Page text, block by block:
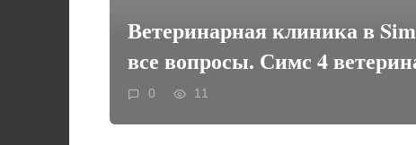
Ветеринарная клиника в
все вопросы. Симс 4
0 11